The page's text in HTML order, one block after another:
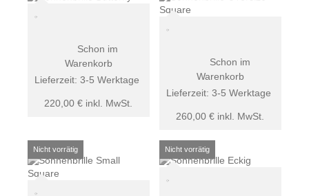
220,00 € inkl. MwSt.
Lieferzeit: 3-5 Werktage
Schon im
Warenkorb
260,00€ inkl. MwSt.
Lieferzeit:3-5 Werktage
Schon im
Warenkorb